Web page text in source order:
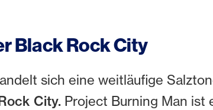
Black Rock City
sich eine weitläufige
City. Project Burning Man ist